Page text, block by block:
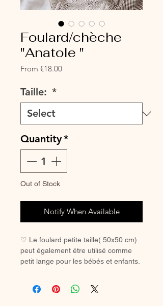
Foulard/chèche
"Anatole "
From €18.00Sale
Taille: *
Quantity*
Out of Stock
Notify When Available
♡ Le foulard petite taille( 50x50 cm)
peut également étre utilisé comme
petit lange pour les bébés et enfants.
lange pour les enfants.